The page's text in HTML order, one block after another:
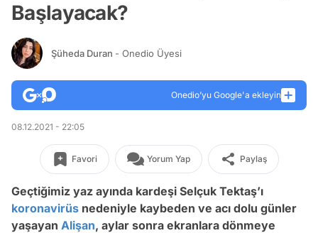
Başlayacak?
Şüheda Duran - Onedio Üyesi
Onedio’yu Google'a ekleyin
08.12.2021 - 22:05
Favori Yorum Yap Paylaş
Geçtiğimiz yaz ayında kardeşi Selçuk Tektaş’ı
koronavirüs nedeniyle kaybeden ve acı dolu günler
yaşayan Alişan, aylar sonra ekranlara dönmeye